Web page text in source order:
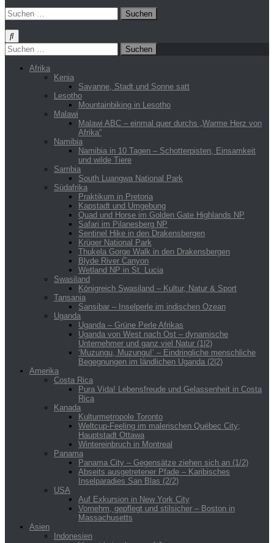
Suchen
nach:
Suchen
nach:
Afrika
Kenia
Savanne, Stadt und Sonne satt
Lesotho
Mountainbiking in Lesotho
Malawi
Malawi ABC – einmal quer durchs „Warme Herz von
Afrika“
Namibia
Namibia in 10 Tagen – Schotterpisten, Einsamkeit
und wilde Tiere
Sambia
South Luangwa National Park
Südafrika
Praktikum in Pretoria
Kapstadt und Umgebung
Quad und Horse im Golden Gate Highlands NP
Safari im Pilanesberg NP
Sentinel Hike in den Drakensbergen
Krüger National Park
Thukela Gorge Walk in den Drakensbergen
Blyde River Canyon
Wetland NP in St. Lucia
Swasiland
Königreich Swasiland – Kultur, Natur & Sport
Tansania
Sansibar – Inselperle im indischen Ozean
Uganda
Uganda – Grüne Perle Afrikas
Uganda von West nach Ost – dynamische
Unternehmer und ganz viel Natur (1|2)
‘Muzungu, Muzungu!’ – Eindringliche menschliche
Begegnungen im ländlichen Uganda (2|2)
Amerika
Costa Rica
Pura Vida! Lebensfreude und Gelassenheit in Costa
Rica
Kanada
Kulturmetropole Toronto
Weltcup-Feeling im malerischen Québec City;
Hauptstadt Ottawa
Wintereinbruch in Montreal
Panama
Panama City – Gegensätze ziehen sich an (1/2)
Abseits ausgetretener Pfade – Karibisches
Inselparadies San Blas (2/2)
USA
Auf Exkursion in New York City
Vornehm, gepflegt und stilsicher – Boston in
Massachusetts
Asien
Indonesien